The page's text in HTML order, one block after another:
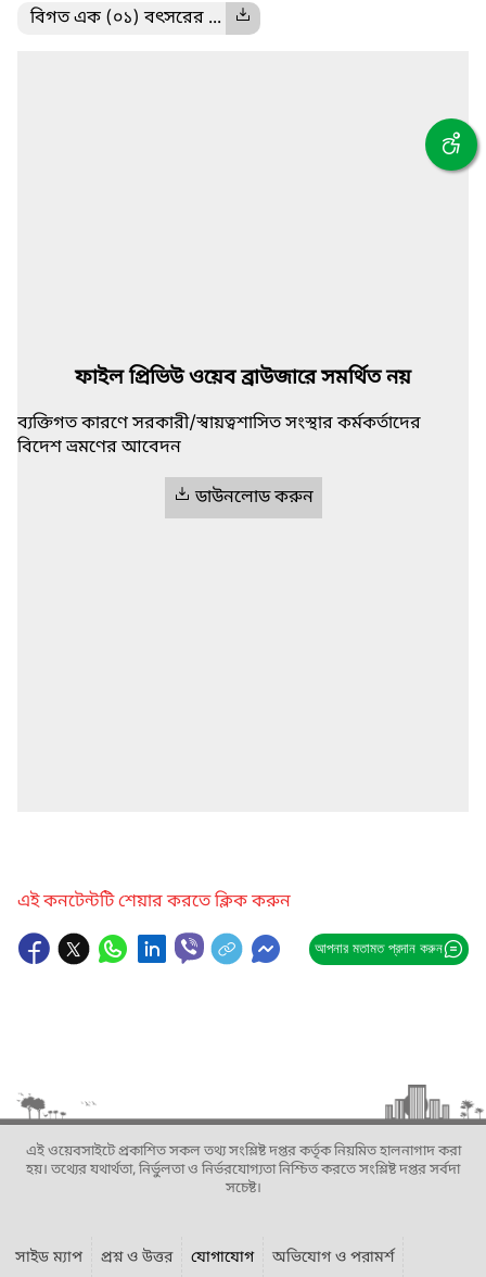
বিগত এক (০১) বৎসরের ...
ফাইল প্রিভিউ ওয়েব ব্রাউজারে সমর্থিত নয়
ব্যক্তিগত কারণে সরকারী/স্বায়ত্বশাসিত সংস্থার কর্মকর্তাদের
বিদেশ ভ্রমণের আবেদন
ডাউনলোড করুন
এই কনটেন্টটি শেয়ার করতে ক্লিক করুন
আপনার মতামত প্রদান করুন
এই ওয়েবসাইটে প্রকাশিত সকল তথ্য সংশ্লিষ্ট দপ্তর কর্তৃক নিয়মিত হালনাগাদ করা
হয়। তথ্যের যথার্থতা, নির্ভুলতা ও নির্ভরযোগ্যতা নিশ্চিত করতে সংশ্লিষ্ট দপ্তর সর্বদা
সচেষ্ট।
সাইড ম্যাপ প্রশ্ন ও উত্তর যোগাযোগ অভিযোগ ও পরামর্শ